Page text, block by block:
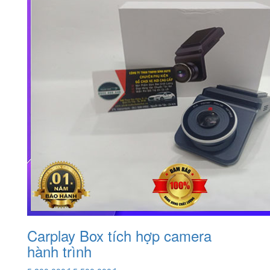
Carplay Box tích hợp camera
hành trình